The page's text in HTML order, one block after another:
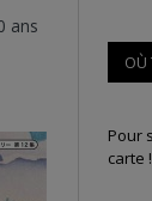
ans
OÙ
Pour
carte !